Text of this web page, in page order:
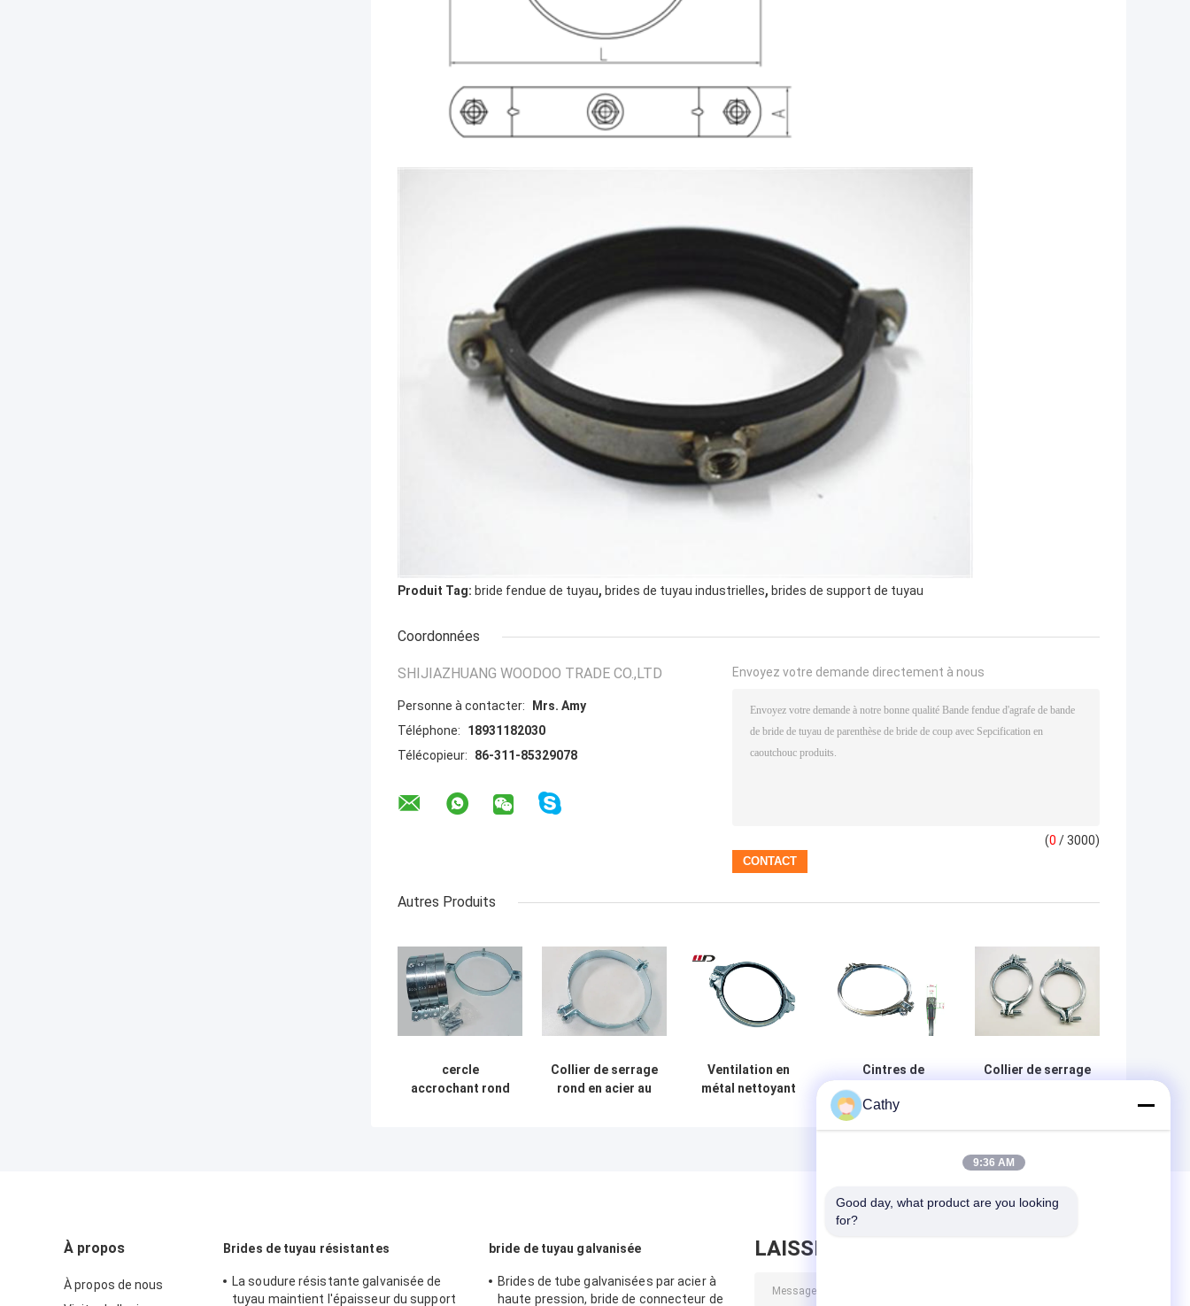
Produit Tag: bride fendue de tuyau, brides de tuyau industrielles, brides de support de tuyau
Coordonnées
SHIJIAZHUANG WOODOO TRADE CO.,LTD
Personne à contacter:
Mrs. Amy
Téléphone:
18931182030
Télécopieur:
86-311-85329078
Envoyez votre demande directement à nous
(0 / 3000)
Autres Produits
cercle
accrochant rond
Collier de serrage
rond en acier au
Ventilation en
métal nettoyant
Cintres de
serrage à anneau
fendu rapide à
Collier de serrage
À propos
À propos de nous
Brides de tuyau résistantes
La soudure résistante galvanisée de
tuyau maintient l'épaisseur du support
bride de tuyau galvanisée
Brides de tube galvanisées par acier à
haute pression, bride de connecteur de
LAISSEZ UN MESSAGE
Cathy
9:36 AM
Good day, what product are you looking
for?